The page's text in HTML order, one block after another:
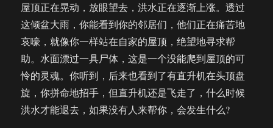
屋顶正在晃动，放眼望去，洪水正在逐渐上涨。透过
这倾盆大雨，你能看到你的邻居们，他们正在痛苦地
哀嚎，就像你一样站在自家的屋顶，绝望地寻求帮
助。水面漂过一具尸体，这是一个没能爬到屋顶的可
怜的灵魂。你听到，后来也看到了有直升机在头顶盘
旋，你拼命地招手，但直升机还是飞走了，什么时候
洪水才能退去，如果没有人来帮你，会发生什么?